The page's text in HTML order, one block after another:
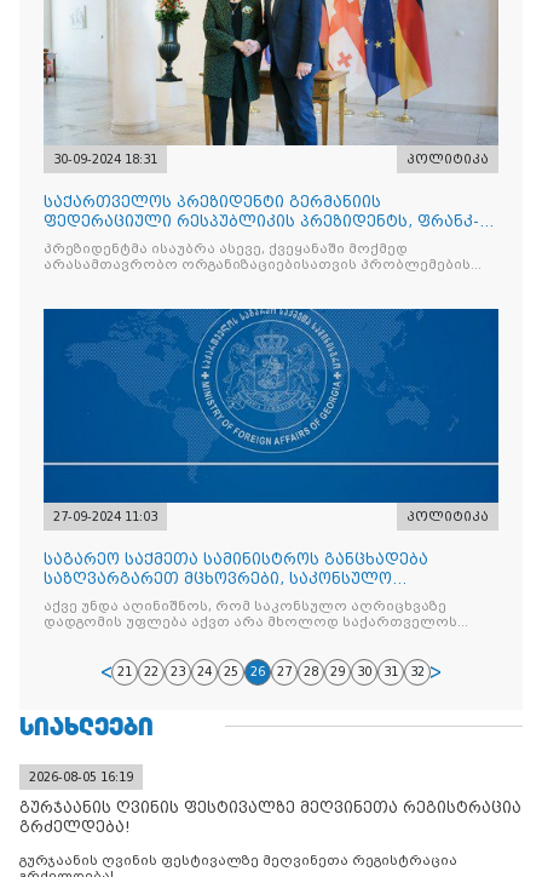
30-09-2024 18:31 პოლიტიკა
საქართველოს პრეზიდენტი გერმანიის
ფედერაციული რესპუბლიკის პრეზიდენტს, ფრანკ-
ვალტერ შტაინმაიერს შეხვდა
პრეზიდენტმა ისაუბრა ასევე, ქვეყანაში მოქმედ
არასამთავრობო ორგანიზაციებისათვის პრობლემების
27-09-2024 11:03 პოლიტიკა
საგარეო საქმეთა სამინისტროს განცხადება
საზღვარგარეთ მცხოვრები, საკონსულო
აღრიცხვაზე მყოფი თანამემამულეების
რიცხოვნობის შესახებ
აქვე უნდა აღინიშნოს, რომ საკონსულო აღრიცხვაზე
დადგომის უფლება აქვთ არა მხოლოდ საქართველოს
21 22 23 24 25 26 27 28 29 30 31 32
ᲡᲘᲐᲮᲚᲔᲔᲑᲘ
2026-08-05 16:19
გურჯაანის ღვინის ფესტივალზე მეღვინეთა რეგისტრაცია
გრძელდება!
გურჯაანის ღვინის ფესტივალზე მეღვინეთა რეგისტრაცია